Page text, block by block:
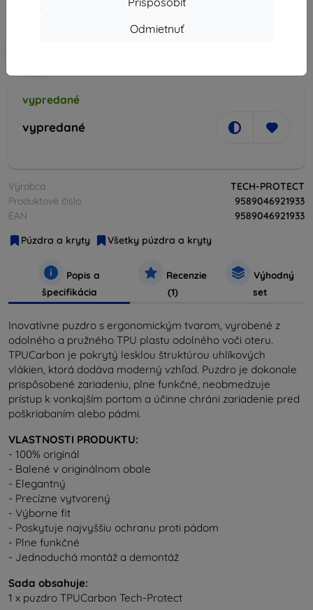
Odmietnuť
vypredané
vypredané
Výrobca
TECH-PROTECT
Produktové číslo
9589046921933
EAN
9589046921933
Púzdra a kryty
Všetky púzdra a kryty
Popis a
špecifikácia
Recenzie
(1)
Výhodný
set
Inovatívne puzdro s ergonomickým tvarom, vyrobené z
odolného a pružného TPU plastu odolného voči oteru.
TPUCarbon je pokrytý lesklou štruktúrou uhlíkových
vlákien, ktorá dodáva moderný vzhľad. Puzdro je dokonale
prispôsobené zariadeniu, plne funkčné, neobmedzuje
prístup k vonkajším portom a účinne chráni zariadenie pred
poškriabaním alebo pádmi.
VLASTNOSTI PRODUKTU:
- 100% originál
- Balené v originálnom obale
- Elegantný
- Precízne vytvorený
- Výborne fit
- Poskytuje najvyššiu ochranu proti pádom
- Plne funkčné
- Jednoduchá montáž a demontáž
Sada obsahuje:
1 x puzdro TPUCarbon Tech-Protect